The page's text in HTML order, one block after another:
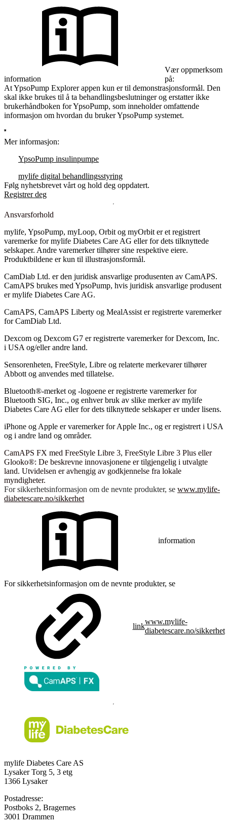
information
Vær oppmerksom
på:
At YpsoPump Explorer appen kun er til demonstrasjonsformål. Den
skal ikke brukes til å ta behandlingsbeslutninger og erstatter ikke
brukerhåndboken for YpsoPump, som inneholder omfattende
informasjon om hvordan du bruker YpsoPump systemet.
Mer informasjon:
YpsoPump insulinpumpe
mylife digital behandlingsstyring
Følg nyhetsbrevet vårt og hold deg oppdatert.
Registrer deg
Ansvarsforhold
mylife, YpsoPump, myLoop, Orbit og myOrbit er et registrert
varemerke for mylife Diabetes Care AG eller for dets tilknyttede
selskaper. Andre varemerker tilhører sine respektive eiere.
Produktbildene er kun til illustrasjonsformål.
CamDiab Ltd. er den juridisk ansvarlige produsenten av CamAPS.
CamAPS brukes med YpsoPump, hvis juridisk ansvarlige produsent
er mylife Diabetes Care AG.
CamAPS, CamAPS Liberty og MealAssist er registrerte varemerker
for CamDiab Ltd.
Dexcom og Dexcom G7 er registrerte varemerker for Dexcom, Inc.
i USA og/eller andre land.
Sensorenheten, FreeStyle, Libre og relaterte merkevarer tilhører
Abbott og anvendes med tillatelse.
Bluetooth®-merket og -logoene er registrerte varemerker for
Bluetooth SIG, Inc., og enhver bruk av slike merker av mylife
Diabetes Care AG eller for dets tilknyttede selskaper er under lisens.
iPhone og Apple er varemerker for Apple Inc., og er registrert i USA
og i andre land og områder.
CamAPS FX med FreeStyle Libre 3, FreeStyle Libre 3 Plus eller
Glooko®: De beskrevne innovasjonene er tilgjengelig i utvalgte
land. Utvidelsen er avhengig av godkjennelse fra lokale
myndigheter.
For sikkerhetsinformasjon om de nevnte produkter, se www.mylife-
diabetescare.no/sikkerhet
information
For sikkerhetsinformasjon om de nevnte produkter, se
link
www.mylife-
diabetescare.no/sikkerhet
mylife Diabetes Care AS
Lysaker Torg 5, 3 etg
1366 Lysaker
Postadresse:
Postboks 2, Bragernes
3001 Drammen